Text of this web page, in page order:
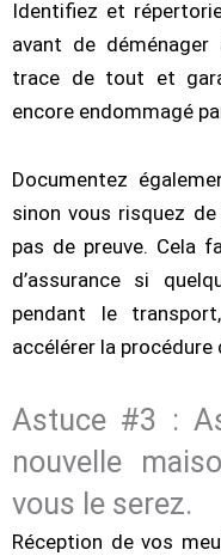
Identifiez et
avant de déménager
trace de tout et
encore endommagé
Documentez
sinon vous risquez de
pas de preuve. Cela
d’assurance si
pendant le
accélérer la procédure
Astuce #3 :
nouvelle
vous le serez.
Réception de vos